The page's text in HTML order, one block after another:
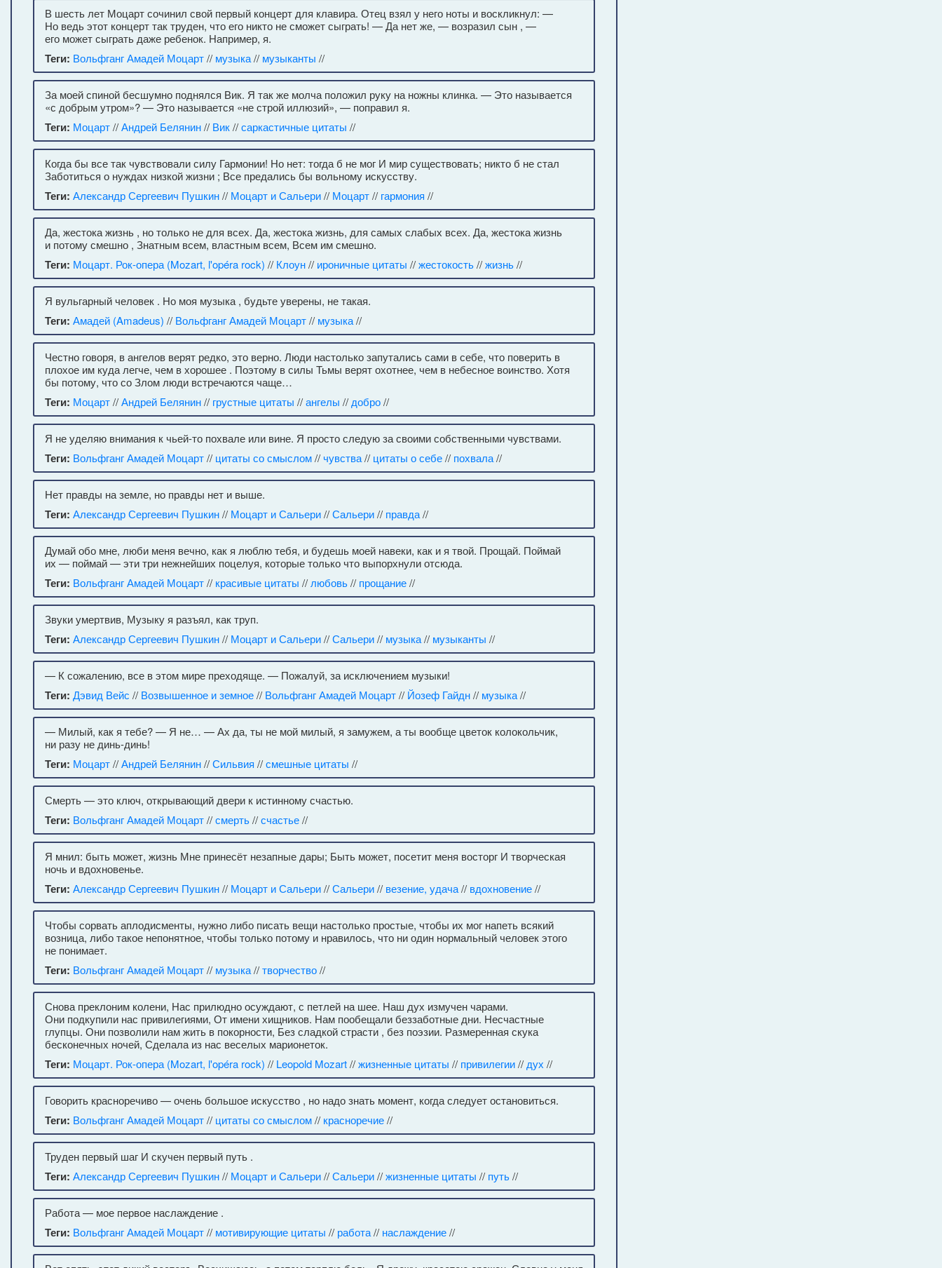
В шесть лет Моцарт сочинил свой первый концерт для клавира. Отец взял у него ноты и воскликнул: —
Но ведь этот концерт так труден, что его никто не сможет сыграть! — Да нет же, — возразил сын , —
его может сыграть даже ребенок. Например, я.
Теги: Вольфганг Амадей Моцарт// музыка// музыканты //
За моей спиной бесшумно поднялся Вик. Я так же молча положил руку на ножны клинка. — Это называется
«с добрым утром»? — Это называется «не строй иллюзий», — поправил я.
Теги: Моцарт//Андрей Белянин// Вик//саркастичные цитаты //
Когда бы все так чувствовали силу Гармонии! Но нет: тогда б не мог И мир существовать; никто б не стал
Заботиться о нуждах низкой жизни ; Все предались бы вольному искусству.
Теги: Александр Сергеевич Пушкин// Моцарт и Сальери// Моцарт// гармония //
Да, жестока жизнь , но только не для всех. Да, жестока жизнь, для самых слабых всех. Да, жестока жизнь
и потому смешно , Знатным всем, властным всем, Всем им смешно.
Теги: Моцарт. Рок-опера (Mozart, l'opéra rock) // Клоун// ироничные цитаты //жестокость//жизнь//
Я вульгарный человек . Но моя музыка , будьте уверены, не такая.
Теги: Амадей (Amadeus) // Вольфганг Амадей Моцарт// музыка//
Честно говоря, в ангелов верят редко, это верно. Люди настолько запутались сами в себе, что поверить в
плохое им куда легче, чем в хорошее . Поэтому в силы Тьмы верят охотнее, чем в небесное воинство. Хотя
бы потому, что со Злом люди встречаются чаще…
Теги: Моцарт//Андрей Белянин// грустные цитаты //ангелы // добро//
Я не уделяю внимания к чьей-то похвале или вине. Я просто следую за своими собственными чувствами.
Теги: Вольфганг Амадей Моцарт// цитаты со смыслом//чувства// цитаты о себе// похвала//
Нет правды на земле, но правды нет и выше.
Теги: Александр Сергеевич Пушкин// Моцарт и Сальери//Сальери// правда//
Думай обо мне, люби меня вечно, как я люблю тебя, и будешь моей навеки, как и я твой. Прощай. Поймай
их — поймай — эти три нежнейших поцелуя, которые только что выпорхнули отсюда.
Теги: Вольфганг Амадей Моцарт// красивые цитаты // любовь// прощание//
Звуки умертвив, Музыку я разъял, как труп.
Теги: Александр Сергеевич Пушкин// Моцарт и Сальери//Сальери// музыка// музыканты //
— К сожалению, все в этом мире преходяще. — Пожалуй, за исключением музыки!
Теги: Дэвид Вейс // Возвышенное и земное// Вольфганг Амадей Моцарт// Йозеф Гайдн// музыка//
— Милый, как я тебе? — Я не… — Ах да, ты не мой милый, я замужем, а ты вообще цветок колокольчик,
ни разу не динь-динь!
Теги: Моцарт//Андрей Белянин//Сильвия //смешные цитаты //
Смерть — это ключ, открывающий двери к истинному счастью.
Теги: Вольфганг Амадей Моцарт//смерть//счастье//
Я мнил: быть может, жизнь Мне принесёт незапные дары; Быть может, посетит меня восторг И творческая
ночь и вдохновенье.
Теги: Александр Сергеевич Пушкин// Моцарт и Сальери//Сальери// везение, удача// вдохновение//
Чтобы сорвать аплодисменты, нужно либо писать вещи настолько простые, чтобы их мог напеть всякий
возница, либо такое непонятное, чтобы только потому и нравилось, что ни один нормальный человек этого
не понимает.
Теги: Вольфганг Амадей Моцарт// музыка//творчество//
Снова преклоним колени, Нас прилюдно осуждают, с петлей на шее. Наш дух измучен чарами.
Они подкупили нас привилегиями, От имени хищников. Нам пообещали беззаботные дни. Несчастные
глупцы. Они позволили нам жить в покорности, Без сладкой страсти , без поэзии. Размеренная скука
бесконечных ночей, Сделала из нас веселых марионеток.
Теги: Моцарт. Рок-опера (Mozart, l'opéra rock) // Leopold Mozart//жизненные цитаты // привилегии// дух //
Говорить красноречиво — очень большое искусство , но надо знать момент, когда следует остановиться.
Теги: Вольфганг Амадей Моцарт// цитаты со смыслом// красноречие//
Труден первый шаг И скучен первый путь .
Теги: Александр Сергеевич Пушкин// Моцарт и Сальери//Сальери//жизненные цитаты // путь//
Работа — мое первое наслаждение .
Теги: Вольфганг Амадей Моцарт// мотивирующие цитаты // работа// наслаждение//